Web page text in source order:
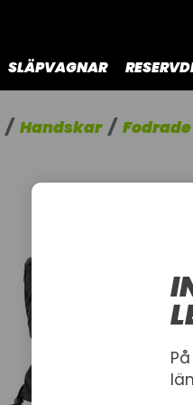
SLÄPVAGNAR
Handskar